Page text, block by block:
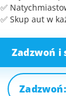
✅
✅ Skup aut w
Zadzwoń i